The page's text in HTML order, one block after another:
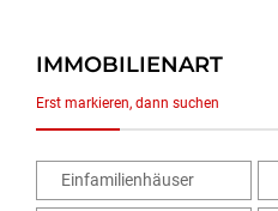
IMMOBILIENART
Erst markieren, dann suchen
Einfamilienhäuser